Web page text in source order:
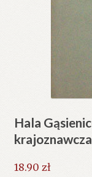
Hala
18.90 zł